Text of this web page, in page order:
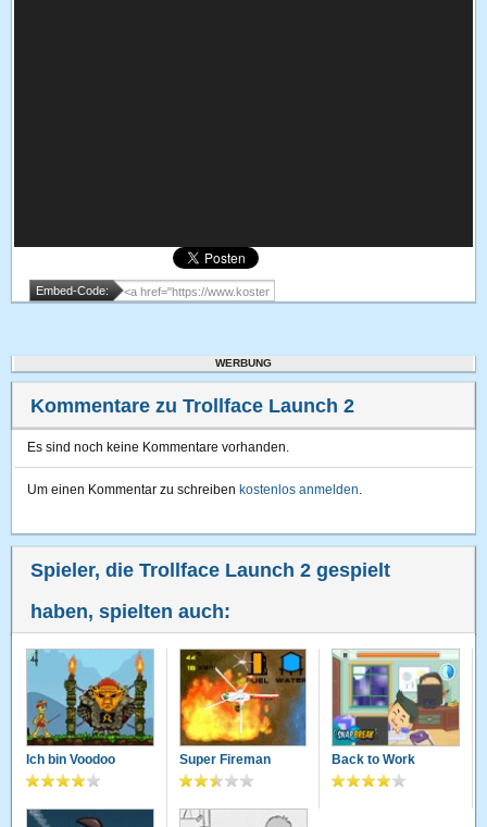
Embed-Code:
WERBUNG
Kommentare zu Trollface Launch 2
Es sind noch keine Kommentare vorhanden.
Um einen Kommentar zu schreiben kostenlos anmelden.
Spieler, die Trollface Launch 2 gespielt
haben, spielten auch:
Ich bin Voodoo Super Fireman Back to Work